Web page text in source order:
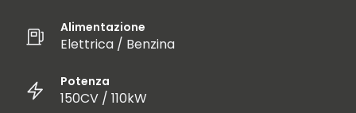
Alimentazione
Elettrica / Benzina
Potenza
150CV / 110kW